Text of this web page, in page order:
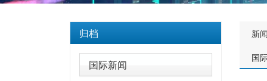
归档
国际新闻
新
国